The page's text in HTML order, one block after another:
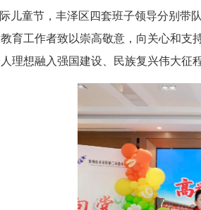
童节，丰泽区四套班子领导分别带
育工作者致以崇高敬意，向关心和支
理想融入强国建设、民族复兴伟大征